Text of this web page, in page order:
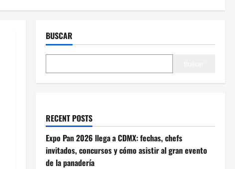
BUSCAR
RECENT POSTS
Expo Pan 2026 llega a CDMX: fechas, chefs
invitados, concursos y cómo asistir al gran evento
de la panadería